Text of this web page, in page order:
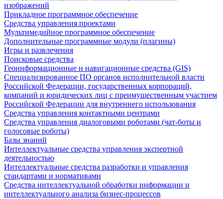
изображений
Прикладное программное обеспечение
Средства управления проектами
Мультимедийное программное обеспечение
Дополнительные программные модули (плагины)
Игры и развлечения
Поисковые средства
Геоинформационные и навигационные средства (GIS)
Специализированное ПО органов исполнительной власти
Российской Федерации, государственных корпораций,
компаний и юридических лиц с преимущественным участием
Российской Федерации для внутреннего использования
Средства управления контактными центрами
Средства управления диалоговыми роботами (чат-боты и
голосовые роботы)
Базы знаний
Интеллектуальные средства управления экспертной
деятельностью
Интеллектуальные средства разработки и управления
стандартами и нормативами
Средства интеллектуальной обработки информации и
интеллектуального анализа бизнес-процессов